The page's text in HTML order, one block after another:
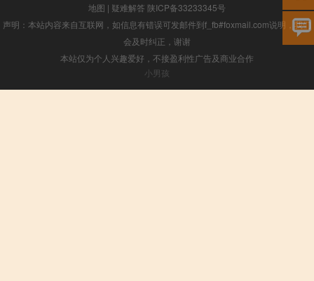
地图 | 疑难解答 陕ICP备33233345号
声明：本站内容来自互联网，如信息有错误可发邮件到f_fb#foxmail.com说明，我们
会及时纠正，谢谢
本站仅为个人兴趣爱好，不接盈利性广告及商业合作
小男孩